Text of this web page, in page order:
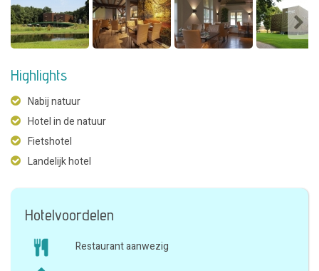
Highlights
Nabij natuur
Hotel in de natuur
Fietshotel
Landelijk hotel
Hotelvoordelen
Restaurant aanwezig